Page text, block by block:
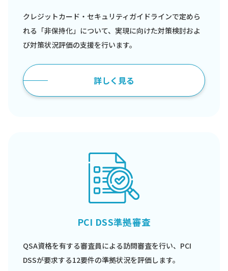
クレジットカード・セキュリティガイドラインで定めら
れる「非保持化」について、実現に向けた対策検討およ
び対策状況評価の支援を行います。
詳しく見る
PCI DSS準拠審査
QSA資格を有する審査員による訪問審査を行い、PCI
DSSが要求する12要件の準拠状況を評価します。